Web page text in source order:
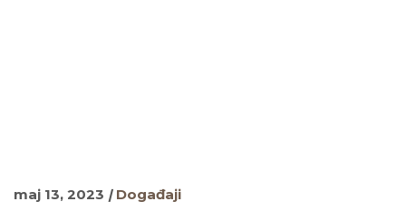
maj 13, 2023 | Događaji